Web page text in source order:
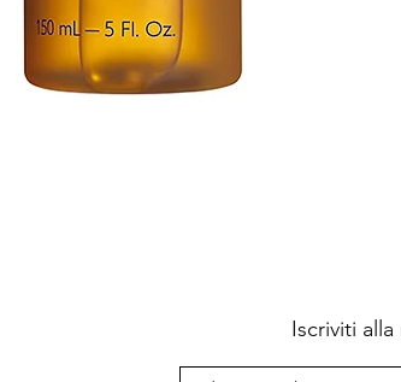
Iscriviti